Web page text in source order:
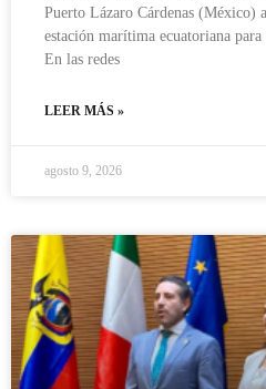
Puerto Lázaro Cárdenas (México)
estación marítima ecuatoriana
En las redes
LEER MÁS »
agosto 9, 2026